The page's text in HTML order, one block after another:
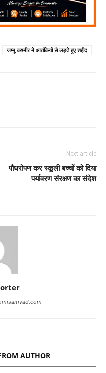
जम्मू कश्मीर में आतंकियों से लड़ते हुए शहीद
Next article
पौधरोपण कर स्कूली बच्चों को दिया
पर्यावरण संरक्षण का संदेश
AUTHOR